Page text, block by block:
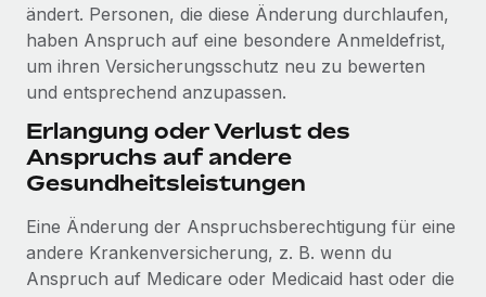
ändert. Personen, die diese Änderung durchlaufen,
haben Anspruch auf eine besondere Anmeldefrist,
um ihren Versicherungsschutz neu zu bewerten
und entsprechend anzupassen.
Erlangung oder Verlust des
Anspruchs auf andere
Gesundheitsleistungen
Eine Änderung der Anspruchsberechtigung für eine
andere Krankenversicherung, z. B. wenn du
Anspruch auf Medicare oder Medicaid hast oder die